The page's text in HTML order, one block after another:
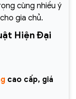
cùng nhiều ý
gia chủ.
Hiện Đại
cao cấp, giá